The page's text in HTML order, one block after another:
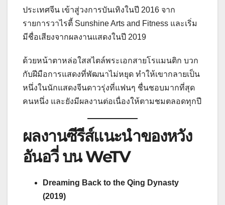
ประเทศจีน เข้าสู่วงการบันเทิงในปี 2016 จาก
รายการวาไรตี้ Sunshine Arts and Fitness และเริ่ม
มีชื่อเสียงจากผลงานแสดงในปี 2019
ด้วยหน้าตาหล่อใสสไตล์พระเอกสายโรแมนติก บวก
กับฝีมือการแสดงที่พัฒนาไม่หยุด ทำให้เขากลายเป็น
หนึ่งในนักแสดงจีนดาวรุ่งที่แฟนๆ ชื่นชอบมากที่สุด
คนหนึ่ง และยังมีผลงานต่อเนื่องให้ตามชมตลอดทุกปี
ผลงานซีรีส์แนะนำของหวัง
อันอวี่ บน WeTV
Dreaming Back to the Qing Dynasty
(2019)